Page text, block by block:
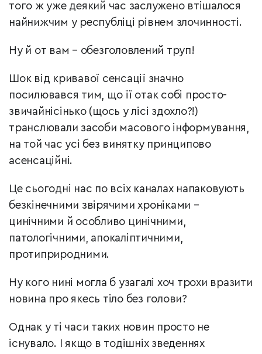
того ж уже деякий час заслужено втішалося
найнижчим у республіці рівнем злочинності.
Ну й от вам – обезголовлений труп!
Шок від кривавої сенсації значно
посилювався тим, що її отак собі просто-
звичайнісінько (щось у лісі здохло?!)
транслювали засоби масового інформування,
на той час усі без винятку принципово
асенсаційні.
Це сьогодні нас по всіх каналах напаковують
безкінечними звірячими хроніками –
цинічними й особливо цинічними,
патологічними, апокаліптичними,
протиприродними.
Ну кого нині могла б узагалі хоч трохи вразити
новина про якесь тіло без голови?
Однак у ті часи таких новин просто не
існувало. І якщо в тодішніх зведеннях